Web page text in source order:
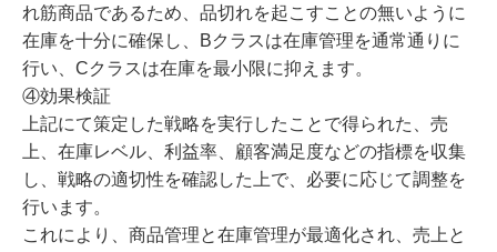
れ筋商品であるため、品切れを起こすことの無いように
在庫を十分に確保し、Bクラスは在庫管理を通常通りに
行い、Cクラスは在庫を最小限に抑えます。
④効果検証
上記にて策定した戦略を実行したことで得られた、売
上、在庫レベル、利益率、顧客満足度などの指標を収集
し、戦略の適切性を確認した上で、必要に応じて調整を
行います。
これにより、商品管理と在庫管理が最適化され、売上と